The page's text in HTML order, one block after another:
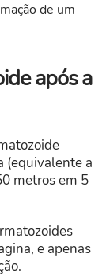
de um
após a
(equivalente a
metros em 5
e apenas